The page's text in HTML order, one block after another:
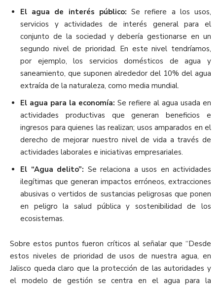
El agua de interés público:Se refiere a los usos,
servicios y actividades de interés general para el
conjunto de la sociedad y debería gestionarse en un
segundo nivel de prioridad. En este nivel tendríamos,
por ejemplo, los servicios domésticos de agua y
saneamiento, que suponen alrededor del 10% del agua
extraída de la naturaleza, como media mundial.
El agua para la economía: Se refiere al agua usada en
actividades productivas que generan beneficios e
ingresos para quienes las realizan; usos amparados en el
derecho de mejorar nuestro nivel de vida a través de
actividades laborales e iniciativas empresariales.
El “Agua delito”: Se relaciona a usos en actividades
ilegítimas que generan impactos erróneos, extracciones
abusivas o vertidos de sustancias peligrosas que ponen
en peligro la salud pública y sostenibilidad de los
ecosistemas.
Sobre estos puntos fueron críticos al señalar que “Desde
estos niveles de prioridad de usos de nuestra agua, en
Jalisco queda claro que la protección de las autoridades y
el modelo de gestión se centra en el agua para la